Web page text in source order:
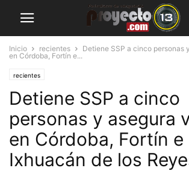
Inicio recientes
Detiene SSP a cinco personas
en Córdoba, Fortín e...
recientes
Detiene SSP a cinco
personas y asegura
en Córdoba, Fortín e
Ixhuacán de los